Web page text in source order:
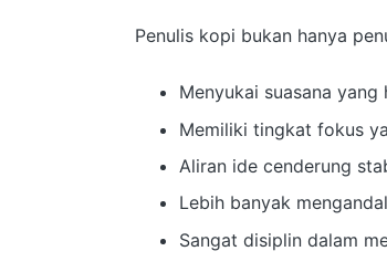
Penulis kopi bukan hanya
Menyukai suasana yang
Memiliki tingkat fokus
Aliran ide cenderung
Lebih banyak
Sangat disiplin dalam